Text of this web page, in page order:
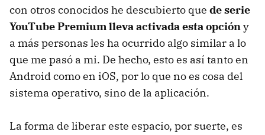
con otros conocidos he descubierto que de serie
YouTube Premium lleva activada esta opcióny
a más personas les ha ocurrido algo similar a lo
que me pasó a mi. De hecho, esto es así tanto en
Android como en iOS, por lo que no es cosa del
sistema operativo, sino de la aplicación.
La forma de liberar este espacio, por suerte, es